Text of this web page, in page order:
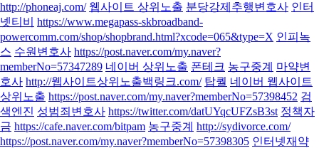
http://phoneaj.com/ 웹사이트 상위노출 분당강제추행변호사 인터
넷티비
https://www.megapass-skbroadband-
powercomm.com/shop/shopbrand.html?xcode=065&type=X 인피녹
스 수원변호사 https://post.naver.com/my.naver?
memberNo=57347289 네이버 상위노출 폰테크 농구중계 마약변
호사 http://웹사이트상위노출백링크.com/ 탑퀄 네이버 웹사이트
상위노출 https://post.naver.com/my.naver?memberNo=57398452 검
색엔진 성범죄변호사 https://twitter.com/datUYqcUFZsB3st 정책자
금 https://cafe.naver.com/bitpam 농구중계 http://sydivorce.com/
https://post.naver.com/my.naver?memberNo=57398305 인터넷재약